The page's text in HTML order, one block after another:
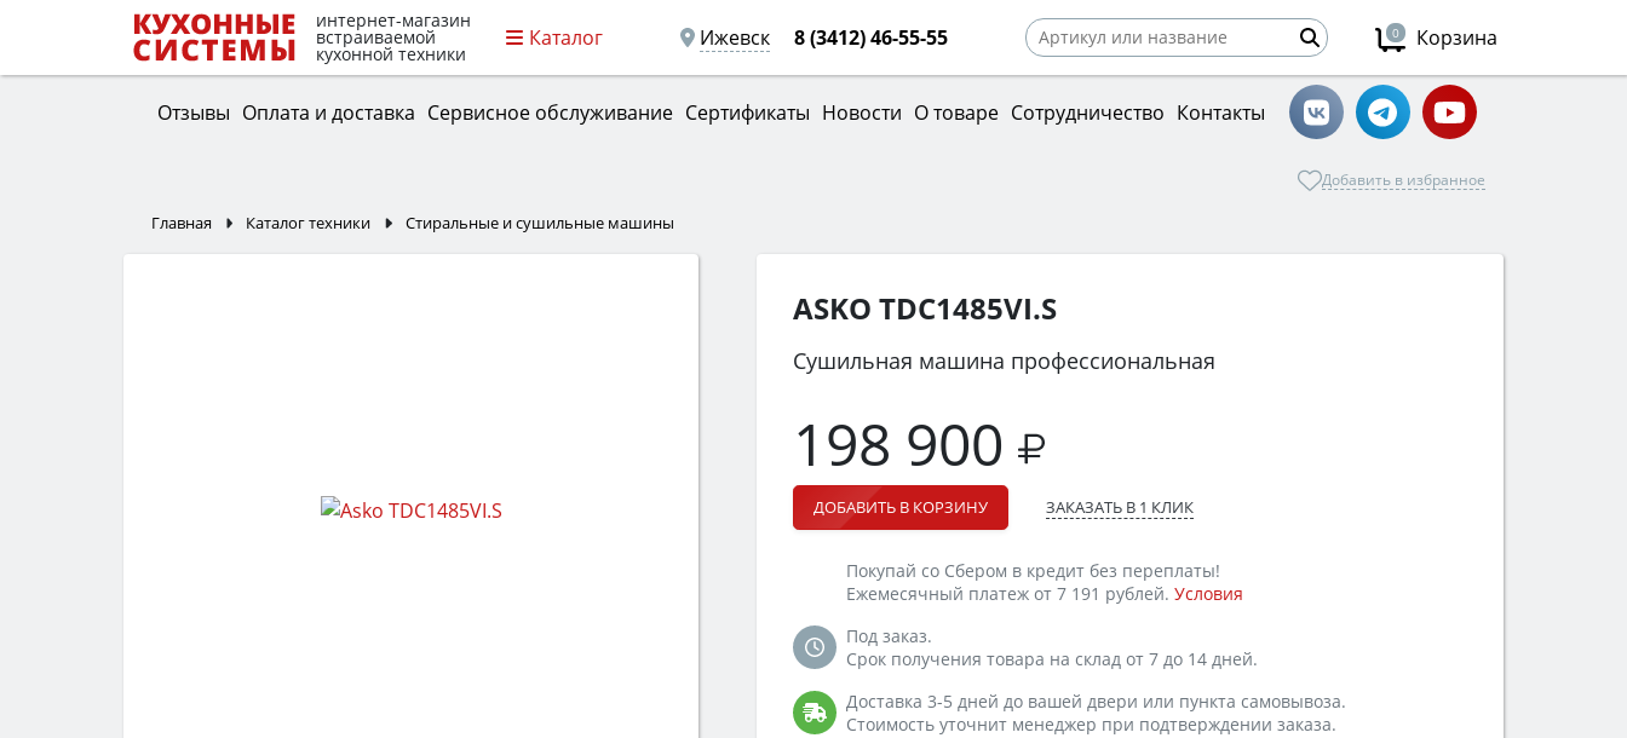
интернет-магазин
встраиваемой
кухонной техники
Каталог Ижевск 8 (3412) 46-55-55 0 Корзина
Отзывы Оплата и доставка Сервисное обслуживание Сертификаты Новости О товаре Сотрудничество Контакты
Добавить в избранное
Главная Каталог техники Стиральные и сушильные машины
ASKO TDC1485VI.S
Сушильная машина профессиональная
198 900
ДОБАВИТЬ В КОРЗИНУ ЗАКАЗАТЬ В 1 КЛИК
Покупай со Сбером в кредит без переплаты!
Ежемесячный платеж от 7 191 рублей. Условия
Под заказ.
Срок получения товара на склад от 7 до 14 дней.
Доставка 3-5 дней до вашей двери или пункта самовывоза.
Стоимость уточнит менеджер при подтверждении заказа.